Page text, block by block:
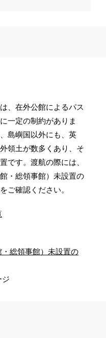
、在外公館によるパス
一定の制約がありま
島嶼国以外にも、英
領土が数多くあり、そ
です。渡航の際には、
・総領事館）未設置の
ご確認ください。
総領事館）未設置の